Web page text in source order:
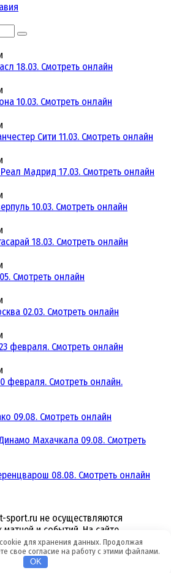
18.03. Смотреть онлайн
10.03. Смотреть онлайн
Сити 11.03. Смотреть онлайн
Мадрид 17.03. Смотреть онлайн
10.03. Смотреть онлайн
18.03. Смотреть онлайн
Смотреть онлайн
02.03. Смотреть онлайн
февраля. Смотреть онлайн
февраля. Смотреть онлайн.
09.08. Смотреть онлайн
Махачкала 09.08. Смотреть
08.08. Смотреть онлайн
sport.ru не осуществляются
и событий. На сайте
платформы и сервисы, где
матчей и событий.
cookie для хранения данных. Продолжая
свое согласие на работу с этими файлами.
OK